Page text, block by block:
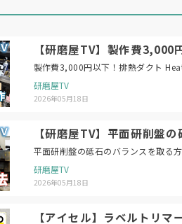
【研磨屋TV】製作費
製作
研磨屋TV
2026年05月18日
【研磨屋TV】平面研削
研磨屋TV
2026年05月18日
【アイセル】ラベルトリ